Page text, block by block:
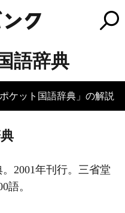
語辞典
ケット国語辞典」の解説
2001年刊行。三省堂
語。